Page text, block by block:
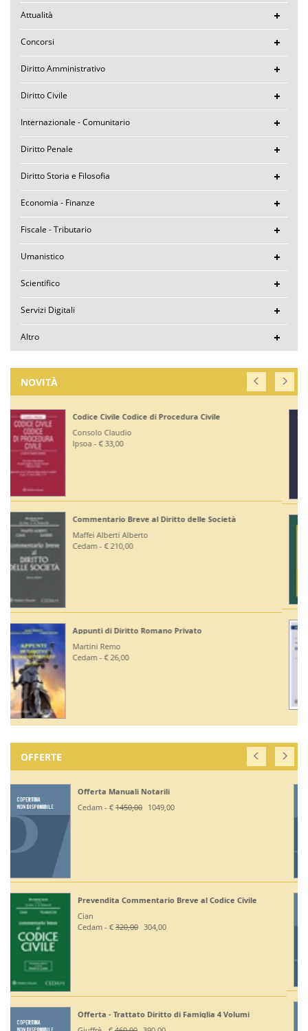
Attualità
Concorsi
Diritto Amministrativo
Diritto Civile
Internazionale - Comunitario
Diritto Penale
Diritto Storia e Filosofia
Economia - Finanze
Fiscale - Tributario
Umanistico
Scientifico
Servizi Digitali
Altro
NOVITÀ
Corte di Giustizia dell'Unione Europea
Ruffini Giuseppe
Editoriale Scientifica - € 36,00
Diritto Bancario e Finanziario
Bontempi Paolo
Giuffrè - € 55,00
Diritto Costituzionale
Mezzetti Luca
Giuffrè - € 46,00
2026 - Esame Avv
Giuffrè - €375,00 330,00
Off. Codici Civile e Proc Civile 2026 - Esame Avvocato
Giuffrè - €195,00 185,20